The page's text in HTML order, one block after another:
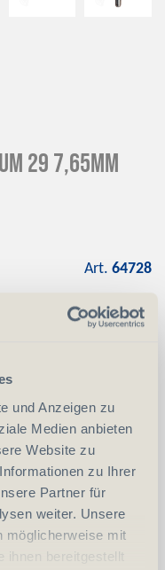
und Anzeigen zu
Medien anbieten
Website zu
zu Ihrer
Partner für
weiter. Unsere
möglicherweise mit
ihnen bereitgestellt
29 7,65mm
Art. 64728
-
In den Warenkorb